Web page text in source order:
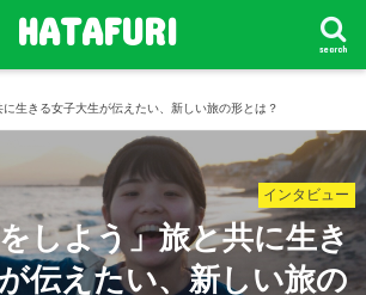
HATAFURI search
に生きる女子大生が伝えたい、新しい旅の形とは？
インタビュー
しよう」旅と共に生き
伝えたい、新しい旅の